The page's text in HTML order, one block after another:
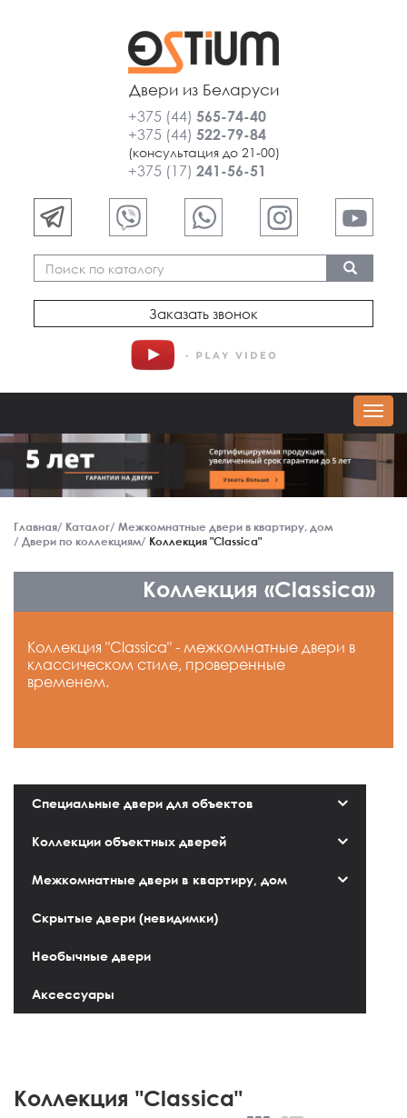
Двери из Беларуси
+375 (44) 565-74-40
+375 (44) 522-79-84
(консультация до 21-00)
+375 (17) 241-56-51
Заказать звонок
Главная Каталог Межкомнатные двери в квартиру, дом
Двери по коллекциям
Коллекция "Classica"
Коллекция «Classica»
Коллекция "Classica" - межкомнатные двери в
классическом стиле, проверенные
временем.
Специальные двери для объектов
Коллекции объектных дверей
Межкомнатные двери в квартиру, дом
Скрытые двери (невидимки)
Необычные двери
Аксессуары
Коллекция "Classica"